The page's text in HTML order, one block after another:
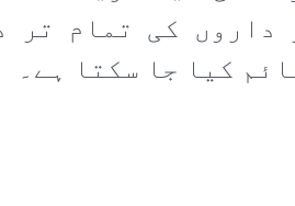
کی تمام تر
کیا جا سکتا ہے۔